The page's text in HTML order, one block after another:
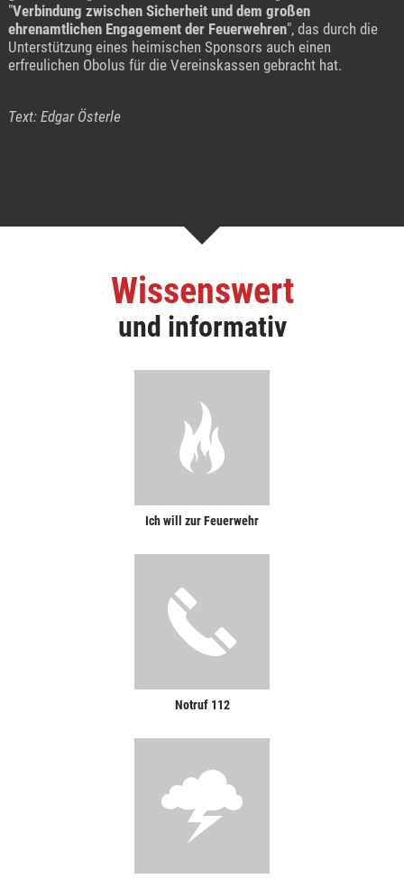
"Verbindung zwischen Sicherheit und dem großen
ehrenamtlichen Engagement der Feuerwehren", das durch die
Unterstützung eines heimischen Sponsors auch einen
erfreulichen Obolus für die Vereinskassen gebracht hat.
Text: Edgar Österle
Wissenswert
und informativ
Ich will zur Feuerwehr
Notruf 112